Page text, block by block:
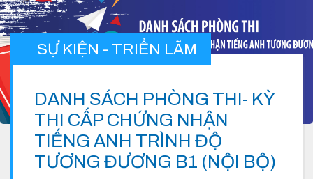
SỰ KIỆN - TRIỂN LÃM
DANH SÁCH PHÒNG THI- KỲ
THI CẤP CHỨNG NHẬN
TIẾNG ANH TRÌNH ĐỘ
TƯƠNG ĐƯƠNG B1 (NỘI BỘ)